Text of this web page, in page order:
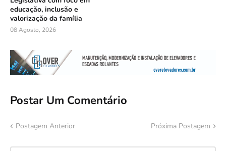
educação, inclusão e
valorização da família
08 Agosto, 2026
Postar Um Comentário
Postagem Anterior Próxima Postagem